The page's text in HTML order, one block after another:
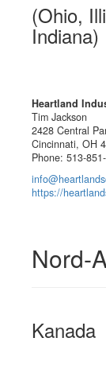
(Ohio,
Indiana)
Heartland
Tim Jackson
2428 Central
Cincinnati, OH
Phone: 513-
https://
Nord-
Kanada